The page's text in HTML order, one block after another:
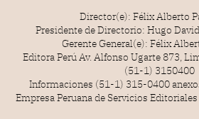
Director(e): Félix Alberto
Presidente de Directorio: Hugo
Gerente General(e): Félix
Editora Perú Av. Alfonso Ugarte 873,
(51-1) 3150400
Informaciones (51-1) 315-0400
Empresa Peruana de Servicios